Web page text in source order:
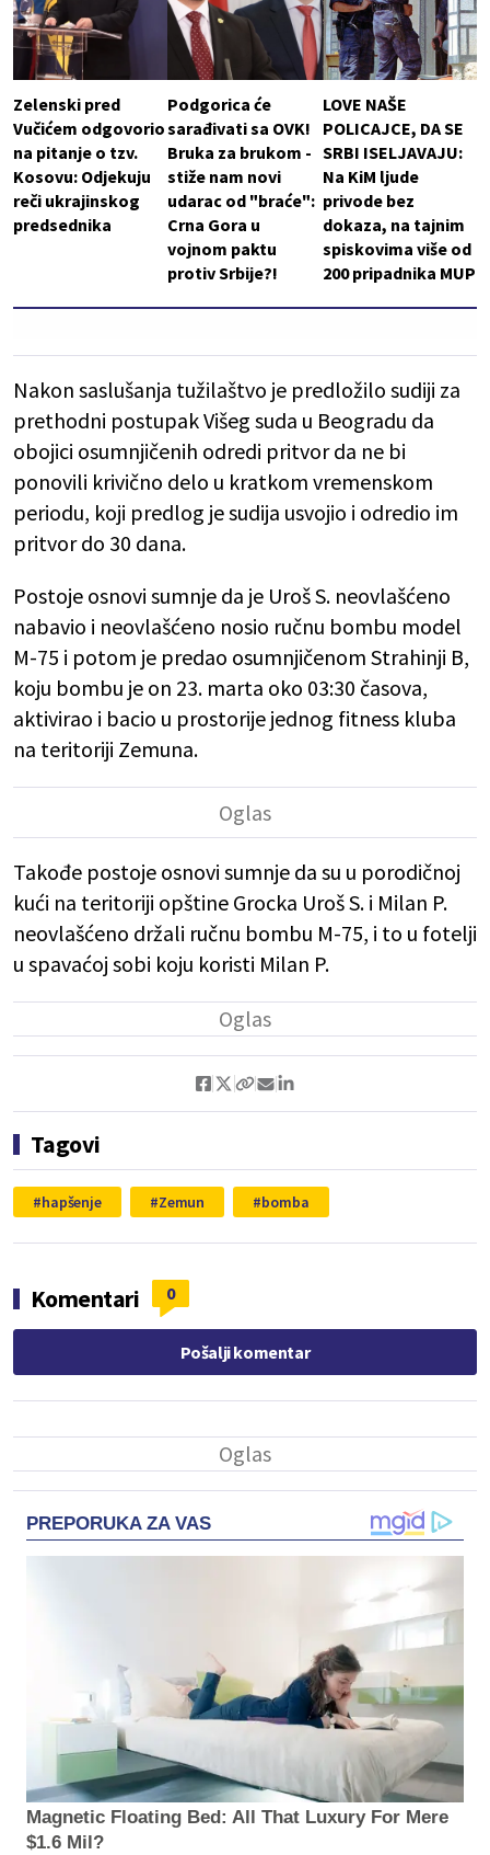
Zelenski pred
Vučićem odgovorio
na pitanje o tzv.
Kosovu: Odjekuju
reči ukrajinskog
predsednika
Podgorica će
sarađivati sa OVK!
Bruka za brukom -
stiže nam novi
udarac od "braće":
Crna Gora u
vojnom paktu
protiv Srbije?!
LOVE NAŠE
POLICAJCE, DA SE
SRBI ISELJAVAJU:
Na KiM ljude
privode bez
dokaza, na tajnim
spiskovima više od
200 pripadnika MUP
Nakon saslušanja tužilaštvo je predložilo sudiji za
prethodni postupak Višeg suda u Beogradu da
obojici osumnjičenih odredi pritvor da ne bi
ponovili krivično delo u kratkom vremenskom
periodu, koji predlog je sudija usvojio i odredio im
pritvor do 30 dana.
Postoje osnovi sumnje da je Uroš S. neovlašćeno
nabavio i neovlašćeno nosio ručnu bombu model
M-75 i potom je predao osumnjičenom Strahinji B,
koju bombu je on 23. marta oko 03:30 časova,
aktivirao i bacio u prostorije jednog fitness kluba
na teritoriji Zemuna.
Takođe postoje osnovi sumnje da su u porodičnoj
kući na teritoriji opštine Grocka Uroš S. i Milan P.
neovlašćeno držali ručnu bombu M-75, i to u fotelji
u spavaćoj sobi koju koristi Milan P.
Tagovi
hapšenje Zemun bomba
Komentari 0
Pošalji komentar
PREPORUKA ZA VAS
Magnetic Floating Bed: All That Luxury For Mere
$1.6 Mil?